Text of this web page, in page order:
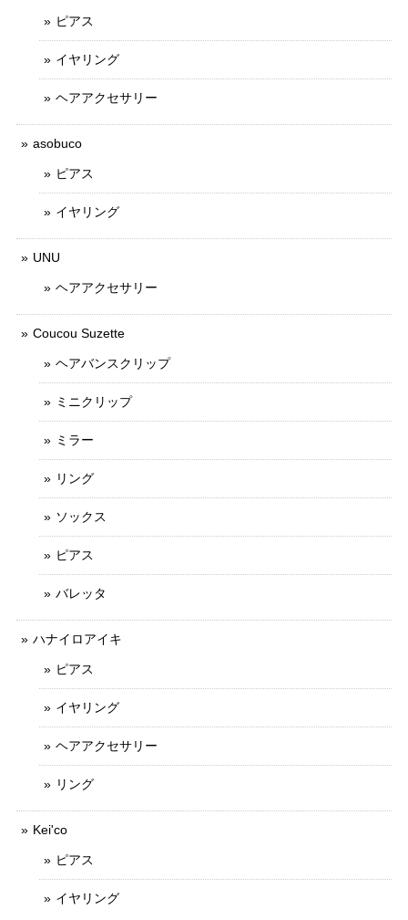
ピアス
イヤリング
ヘアアクセサリー
asobuco
ピアス
イヤリング
UNU
ヘアアクセサリー
Coucou Suzette
ヘアバンスクリップ
ミニクリップ
ミラー
リング
ソックス
ピアス
バレッタ
ハナイロアイキ
ピアス
イヤリング
ヘアアクセサリー
リング
Kei'co
ピアス
イヤリング